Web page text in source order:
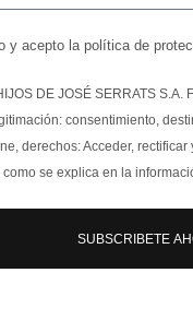
y acepto la política de
DE JOSÉ SERRATS
consentimiento,
derechos: Acceder,
como se explica en la
SUBSCRIBETE